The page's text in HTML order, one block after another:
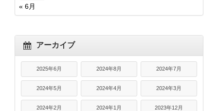
« 6月
アーカイブ
2025年6月 2024年8月 2024年7月
2024年5月 2024年4月 2024年3月
2024年2月 2024年1月 2023年12月